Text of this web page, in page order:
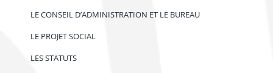
LE CONSEIL D’ADMINISTRATION ET LE BUREAU
LE PROJET SOCIAL
LES STATUTS